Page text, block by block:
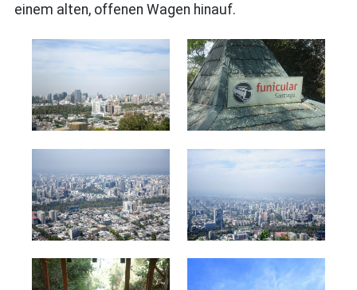
einem alten, offenen Wagen hinauf.